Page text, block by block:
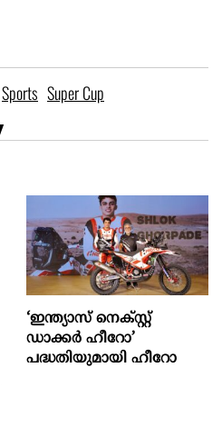
Sports Super Cup
‘ഇന്ത്യാസ് നെക്സ്റ്റ്
ഡാക്കർ ഹീറോ’
പദ്ധതിയുമായി ഹീറോ